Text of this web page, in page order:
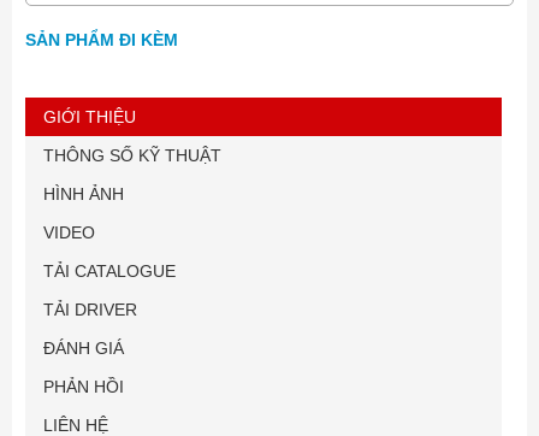
SẢN PHẨM ĐI KÈM
GIỚI THIỆU
THÔNG SỐ KỸ THUẬT
HÌNH ẢNH
VIDEO
TẢI CATALOGUE
TẢI DRIVER
ĐÁNH GIÁ
PHẢN HỒI
LIÊN HỆ